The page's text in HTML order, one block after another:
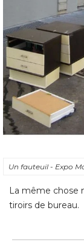
Un fauteuil - Expo
La même chose
tiroirs de bureau.